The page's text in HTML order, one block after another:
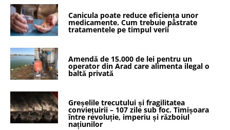
Canicula poate reduce eficiența unor
medicamente. Cum trebuie păstrate
tratamentele pe timpul verii
Amendă de 15.000 de lei pentru un
operator din Arad care alimenta ilegal o
baltă privată
Greșelile trecutului și fragilitatea
conviețuirii – 107 zile sub foc. Timișoara
între revoluție, imperiu și războiul
națiunilor